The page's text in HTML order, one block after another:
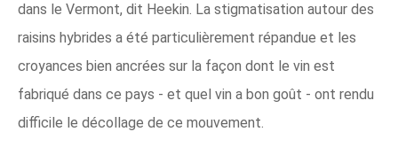
dans le Vermont, dit Heekin. La stigmatisation autour des
raisins hybrides a été particulièrement répandue et les
croyances bien ancrées sur la façon dont le vin est
fabriqué dans ce pays - et quel vin a bon goût - ont rendu
difficile le décollage de ce mouvement.